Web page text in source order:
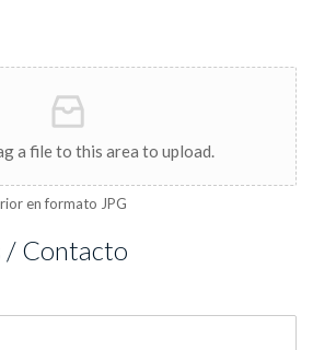
a file to this area to upload.
en formato JPG
/ Contacto